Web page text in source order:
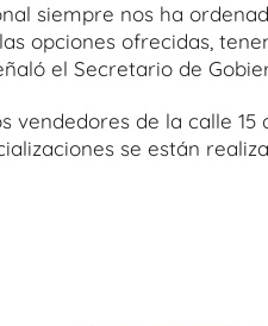
siempre nos ha
opciones ofrecidas,
el Secretario de
vendedores de la calle 15
se están